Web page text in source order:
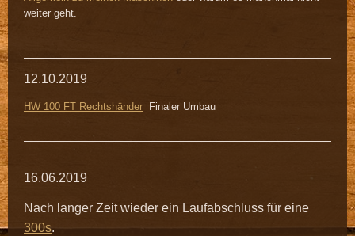
weiter geht.
12.10.2019
HW 100 FT Rechtshänder Finaler Umbau
16.06.2019
Nach langer Zeit wieder ein Laufabschluss für eine
300s.